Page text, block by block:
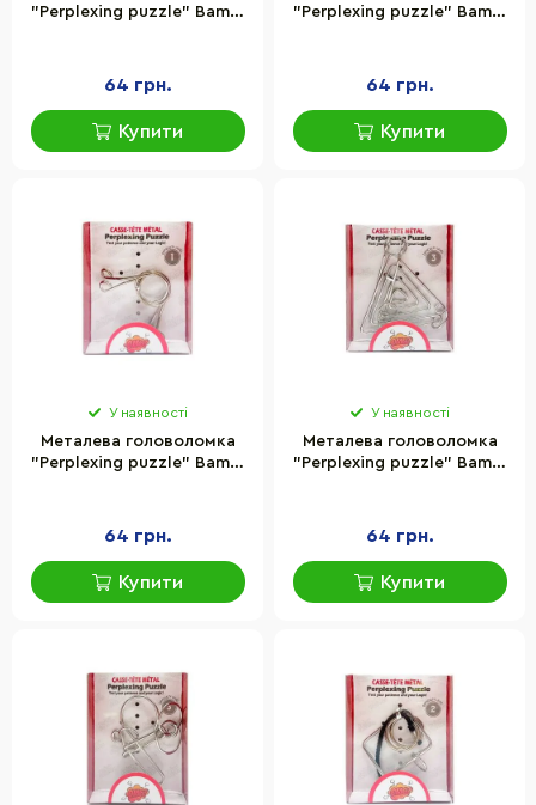
"Perplexing puzzle" Bambi
64 грн.
Купити
"Perplexing puzzle" Bambi
64 грн.
Купити
У наявності
Металева головоломка
"Perplexing puzzle" Bambi
64 грн.
Купити
У наявності
Металева головоломка
"Perplexing puzzle" Bambi
64 грн.
Купити